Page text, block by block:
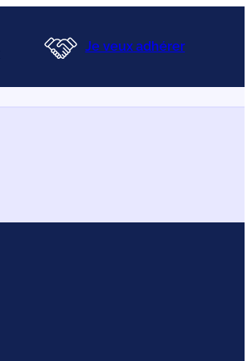
Je veux adhérer